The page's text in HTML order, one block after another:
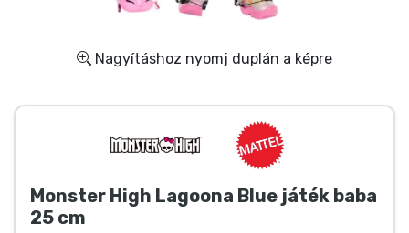
Nagyításhoz nyomj duplán a képre
Monster High Lagoona Blue játék baba
25 cm
Animés cuccok
Gamer cuccok